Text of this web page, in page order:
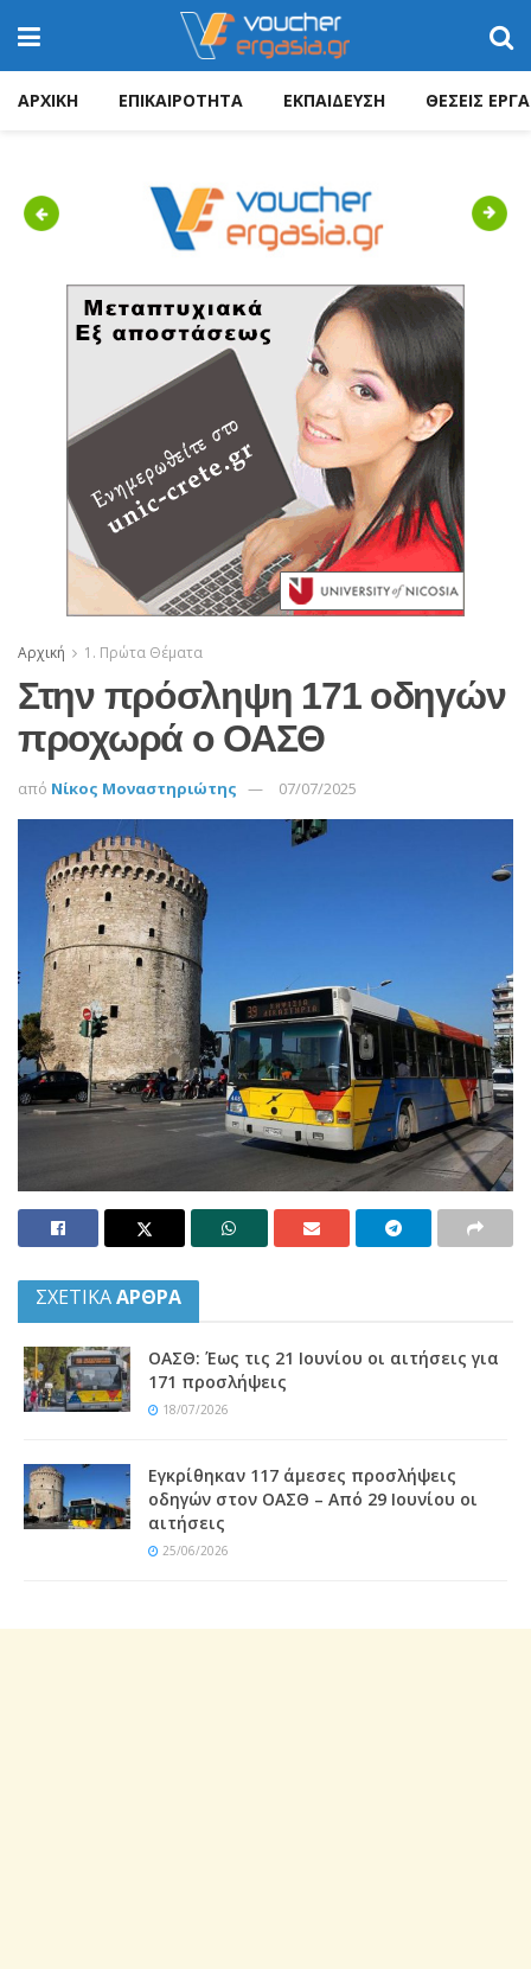
ΑΡΧΙΚΗ ΕΠΙΚΑΙΡΟΤΗΤΑ ΕΚΠΑΙΔΕΥΣΗ ΘΕΣΕΙΣ
Previous Next
Αρχική 1. Πρώτα Θέματα
Στην πρόσληψη 171 οδηγών
προχωρά ο ΟΑΣΘ
από Νίκος Μοναστηριώτης 07/07/2025
ΣΧΕΤΙΚΑΑΡΘΡΑ
ΟΑΣΘ: Έως τις 21 Ιουνίου οι αιτήσεις για
171 προσλήψεις
18/07/2026
Εγκρίθηκαν 117 άμεσες προσλήψεις
οδηγών στον ΟΑΣΘ – Από 29 Ιουνίου οι
αιτήσεις
25/06/2026